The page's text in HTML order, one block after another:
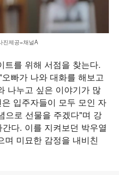
진제공=채널A
트를 위해 서점을 찾는다.
빠가 나와 대화를 해보고
나누고 싶은 이야기가 많
입주자들이 모두 모인 자
으로 선물을 주겠다"며 강
다. 이를 지켜보던 박우열
며 미묘한 감정을 내비친